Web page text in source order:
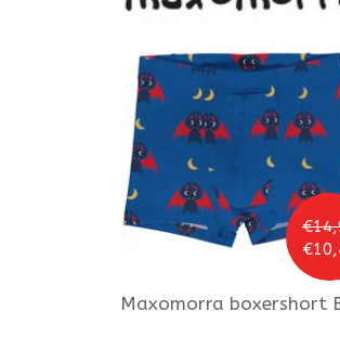
Maxomorra boxershort